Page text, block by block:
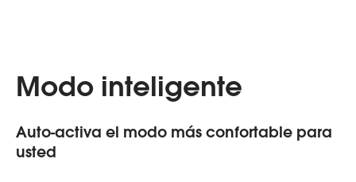
Modo inteligente
Auto-activa el modo más confortable para
usted